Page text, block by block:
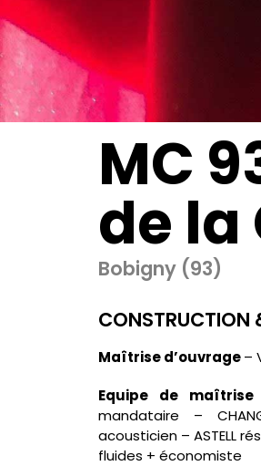
Passer
au
contenu
MC
de
Bobigny (93)
CONSTRUCTION
Maîtrise d’ouvrage–
Equipe de maîtrise
mandataire –
acousticien – ASTELL
fluides + économiste